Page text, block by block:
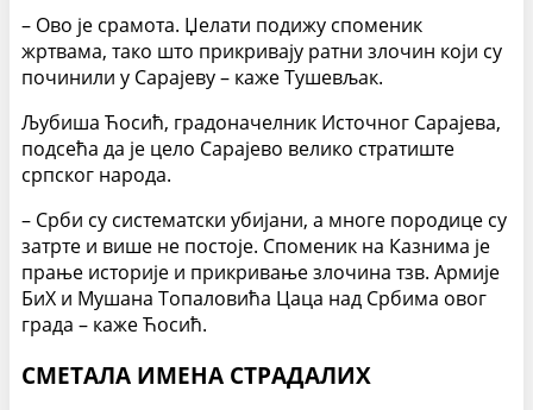
– Ово је срамота. Џелати подижу споменик
жртвама, тако што прикривају ратни злочин који су
починили у Сарајеву – каже Тушевљак.
Љубиша Ћосић, градоначелник Источног Сарајева,
подсећа да је цело Сарајево велико стратиште
српског народа.
– Срби су систематски убијани, а многе породице су
затрте и више не постоје. Споменик на Казнима је
прање историје и прикривање злочина тзв. Армије
БиХ и Мушана Топаловића Цаца над Србима овог
града – каже Ћосић.
СМЕТАЛА ИМЕНА СТРАДАЛИХ